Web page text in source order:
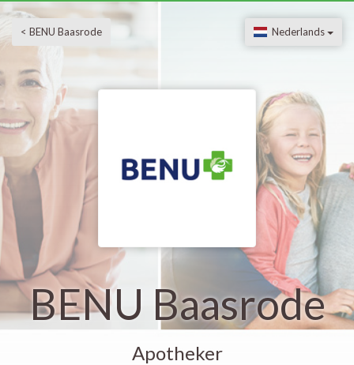
< BENU Baasrode Nederlands
BENU Baasrode
Apotheker